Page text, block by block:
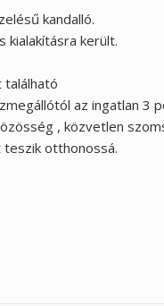
kandalló.
kialakításra került.
található
az ingatlan 3
, közvetlen
otthonossá.